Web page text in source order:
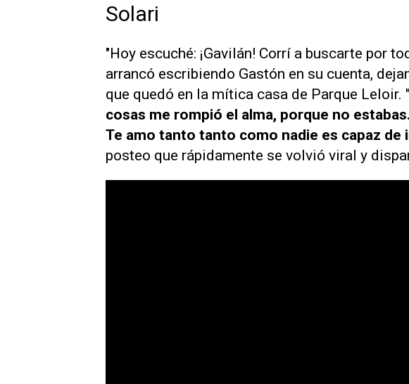
Solari
"Hoy escuché: ¡Gavilán! Corrí a buscarte por
arrancó escribiendo Gastón en su cuenta,
que quedó en la mítica casa de Parque Leloir.
cosas me rompió el alma, porque no
Te amo tanto tanto como nadie es capaz de
posteo que rápidamente se volvió viral y